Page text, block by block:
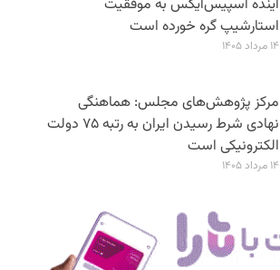
آینده اسپیس‌ایکس به موفقیت
استارشیپ گره خورده است
۱۴ مرداد ۱۴۰۵
مرکز پژوهش‌های مجلس: هماهنگی
نهادی شرط رسیدن ایران به رتبه ۷۵ دولت
الکترونیکی است
۱۴ مرداد ۱۴۰۵